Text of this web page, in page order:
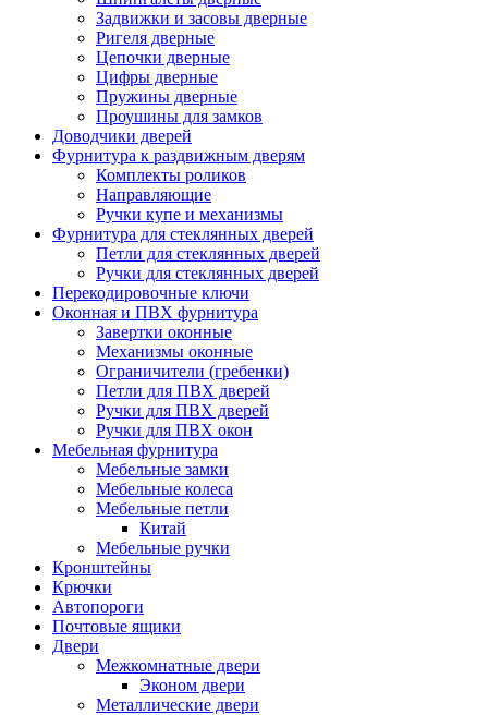
Задвижки и засовы дверные
Ригеля дверные
Цепочки дверные
Цифры дверные
Пружины дверные
Проушины для замков
Доводчики дверей
Фурнитура к раздвижным дверям
Комплекты роликов
Направляющие
Ручки купе и механизмы
Фурнитура для стеклянных дверей
Петли для стеклянных дверей
Ручки для стеклянных дверей
Перекодировочные ключи
Оконная и ПВХ фурнитура
Завертки оконные
Механизмы оконные
Ограничители (гребенки)
Петли для ПВХ дверей
Ручки для ПВХ дверей
Ручки для ПВХ окон
Мебельная фурнитура
Мебельные замки
Мебельные колеса
Мебельные петли
Китай
Мебельные ручки
Кронштейны
Крючки
Автопороги
Почтовые ящики
Двери
Межкомнатные двери
Эконом двери
Металлические двери